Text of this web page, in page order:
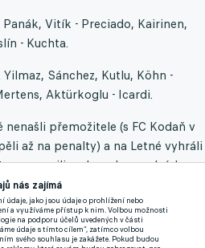
Vitík - Preciado, Kairinen,
- Kuchta.
Yilmaz, Sánchez, Kutlu, Köhn -
Aktürkoglu - Icardi.
nenašli přemožitele (s FC Kodaň v
až na penalty) a na Letné vyhráli
porazili v obou dosavadních
UEFA (dnešní Evropské ligy) v
skupině Ligy mistrů v ročníku
v istanbulském celku jeho
nás zajímá
údaje, jako jsou údaje o prohlížení nebo
a využíváme přístup k nim. Volbou možnosti
na podporu účelů uvedených v části
údaje s tímto cílem“, zatímco volbou
svého souhlasu je zakážete. Pokud budou